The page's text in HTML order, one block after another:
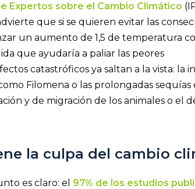
Expertos sobre el Cambio Climático
que si se quieren evitar las
un aumento de 1,5 de temperatura
que ayudaría a paliar las peores
catastróficos ya saltan a la vista: la
Filomena o las prolongadas sequías
y de migración de los animales o el
la culpa del cambio
es claro: el 97% de los estudios